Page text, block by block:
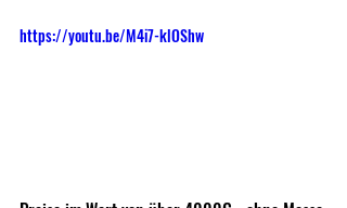
https://youtu.be/M4i7-klOShw